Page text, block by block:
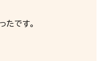
たです。